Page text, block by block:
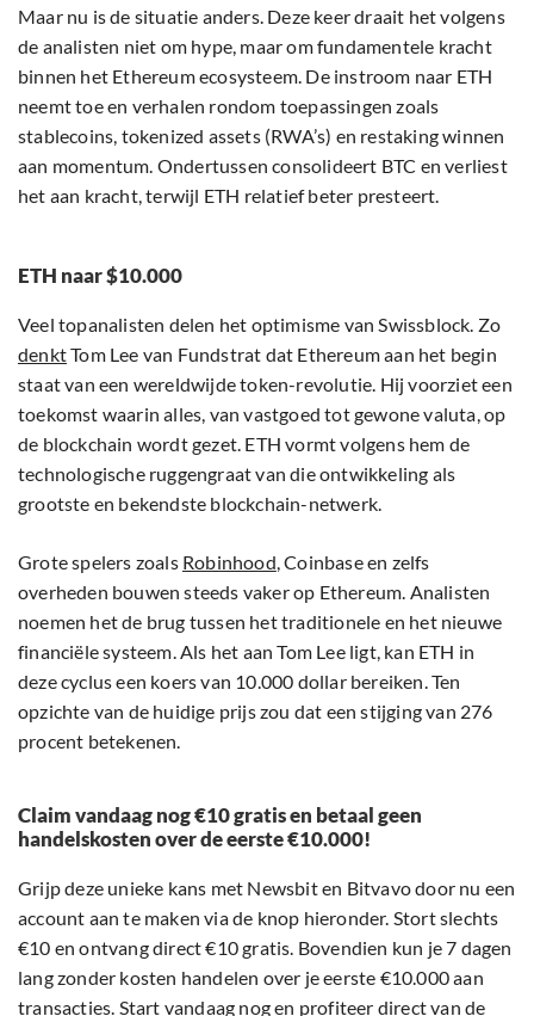
Maar nu is de situatie anders. Deze keer draait het volgens
de analisten niet om hype, maar om fundamentele kracht
binnen het Ethereum ecosysteem. De instroom naar ETH
neemt toe en verhalen rondom toepassingen zoals
stablecoins, tokenized assets (RWA’s) en restaking winnen
aan momentum. Ondertussen consolideert BTC en verliest
het aan kracht, terwijl ETH relatief beter presteert.
ETH naar $10.000
Veel topanalisten delen het optimisme van Swissblock. Zo
denktTom Lee van Fundstrat dat Ethereum aan het begin
staat van een wereldwijde token-revolutie. Hij voorziet een
toekomst waarin alles, van vastgoed tot gewone valuta, op
de blockchain wordt gezet. ETH vormt volgens hem de
technologische ruggengraat van die ontwikkeling als
grootste en bekendste blockchain-netwerk.
Grote spelers zoals Robinhood, Coinbase en zelfs
overheden bouwen steeds vaker op Ethereum. Analisten
noemen het de brug tussen het traditionele en het nieuwe
financiële systeem. Als het aan Tom Lee ligt, kan ETH in
deze cyclus een koers van 10.000 dollar bereiken. Ten
opzichte van de huidige prijs zou dat een stijging van 276
procent betekenen.
Claim vandaag nog €10 gratis en betaal geen
handelskosten over de eerste €10.000!
Grijp deze unieke kans met Newsbit en Bitvavo door nu een
account aan te maken via de knop hieronder. Stort slechts
€10 en ontvang direct €10 gratis. Bovendien kun je 7 dagen
lang zonder kosten handelen over je eerste €10.000 aan
transacties. Start vandaag nog en profiteer direct van de